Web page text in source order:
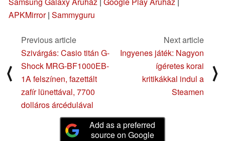
APKMirror| Sammyguru
⟨
Previous article
Szivárgás: Casio titán G-
Shock MRG-BF1000EB-
1A felszínen, fazettált
zafír lünettával, 7700
dolláros árcédulával
Next article
Ingyenes játék: Nagyon
ígéretes korai
kritikákkal indul a
Steamen
⟩
Add as a preferred
source on Google